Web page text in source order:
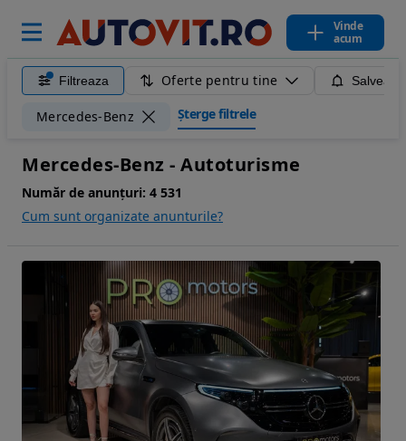
Vinde
acum
Filtreaza Oferte pentru tine
Mercedes-Benz Șterge filtrele
Mercedes-Benz - Autoturisme
Număr de anunțuri: 4 531
Cum sunt organizate anunturile?